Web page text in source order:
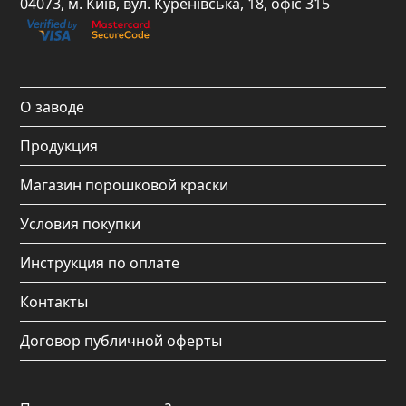
b
o
k
a
r
a
m
u
e
o
О заводе
Продукция
Магазин порошковой краски
Условия покупки
Инструкция по оплате
Контакты
Договор публичной оферты